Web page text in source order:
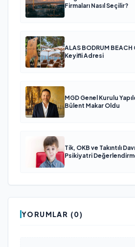
Firmaları Nasıl Seçilir?
ALAS BODRUM BEACH
Keyifli Adresi
MGD Genel Kurulu
Bülent Makar Oldu
Tik, OKB ve Takıntılı
Psikiyatri
YORUMLAR (0)